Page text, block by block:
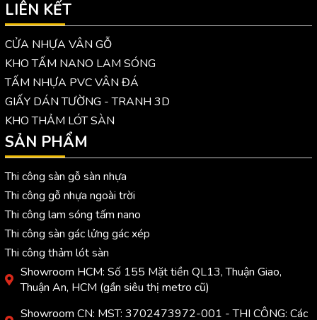
LIÊN KẾT
CỬA NHỰA VÂN GỖ
KHO TẤM NANO LAM SÓNG
TẤM NHỰA PVC VÂN ĐÁ
GIẤY DÁN TƯỜNG - TRANH 3D
KHO THẢM LÓT SÀN
SẢN PHẨM
Thi công sàn gỗ sàn nhựa
Thi công gỗ nhựa ngoài trời
Thi công lam sóng tấm nano
Thi công sàn gác lửng gác xép
Thi công thảm lót sàn
Showroom HCM: Số 155 Mặt tiền QL13, Thuận Giao,
Thuận An, HCM (gần siêu thị metro cũ)
Showroom CN: MST: 3702473972-001 - THI CÔNG: Các